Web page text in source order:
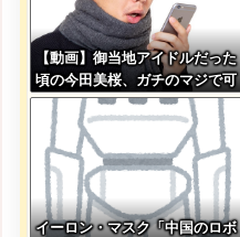
【動画】御当地アイドルだった
頃の今田美桜、ガチのマジで可
愛くてワイらをびびらせまくっ
てしまうw w w w w w w w
イーロン・マスク「中国のロボ